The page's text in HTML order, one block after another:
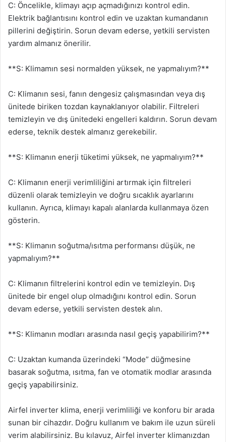
C: Öncelikle, klimayı açıp açmadığınızı kontrol edin.
Elektrik bağlantısını kontrol edin ve uzaktan kumandanın
pillerini değiştirin. Sorun devam ederse, yetkili servisten
yardım almanız önerilir.
**S: Klimamın sesi normalden yüksek, ne yapmalıyım?**
C: Klimanın sesi, fanın dengesiz çalışmasından veya dış
ünitede biriken tozdan kaynaklanıyor olabilir. Filtreleri
temizleyin ve dış ünitedeki engelleri kaldırın. Sorun devam
ederse, teknik destek almanız gerekebilir.
**S: Klimanın enerji tüketimi yüksek, ne yapmalıyım?**
C: Klimanın enerji verimliliğini artırmak için filtreleri
düzenli olarak temizleyin ve doğru sıcaklık ayarlarını
kullanın. Ayrıca, klimayı kapalı alanlarda kullanmaya özen
gösterin.
**S: Klimanın soğutma/ısıtma performansı düşük, ne
yapmalıyım?**
C: Klimanın filtrelerini kontrol edin ve temizleyin. Dış
ünitede bir engel olup olmadığını kontrol edin. Sorun
devam ederse, yetkili servisten destek alın.
**S: Klimanın modları arasında nasıl geçiş yapabilirim?**
C: Uzaktan kumanda üzerindeki “Mode” düğmesine
basarak soğutma, ısıtma, fan ve otomatik modlar arasında
geçiş yapabilirsiniz.
Airfel inverter klima, enerji verimliliği ve konforu bir arada
sunan bir cihazdır. Doğru kullanım ve bakım ile uzun süreli
verim alabilirsiniz. Bu kılavuz, Airfel inverter klimanızdan